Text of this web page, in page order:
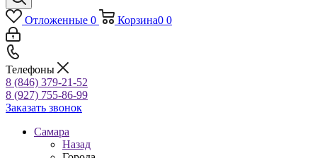
Отложенные 0 Корзина0 0
Телефоны
8 (846) 379-21-52
8 (927) 755-86-99
Заказать звонок
Самара
Назад